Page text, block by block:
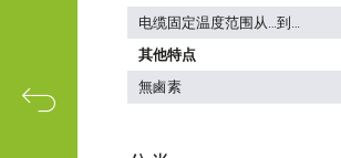
电缆固定温度范围从…到…
其他特点
無鹵素